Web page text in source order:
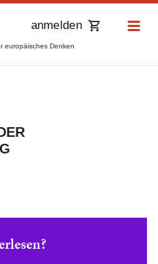
europäisches Denken
anmelden